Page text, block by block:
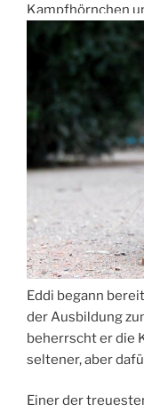
Kampfhörnchen
Eddi begann
der Ausbildung
beherrscht er die
seltener, aber
Einer der